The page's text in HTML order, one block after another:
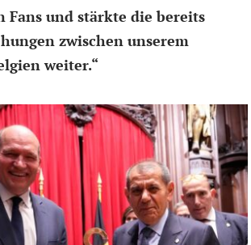
und stärkte die bereits
zwischen unserem
weiter.“